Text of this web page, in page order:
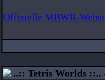
Offizielle MBWR-
..:: Tetris Worlds ::..